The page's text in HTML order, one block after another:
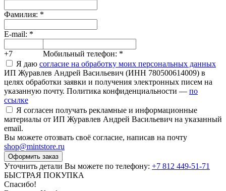
Фамилия: *
E-mail: *
+7 Мобильный телефон: *
Я даю согласие на обработку моих персональных данных
ИП Журавлев Андрей Васильевич (ИНН 780500614009) в
целях обработки заявки и получения электронных писем на
указанную почту. Политика конфиденциальности — по
ссылке
Я согласен получать рекламные и информационные
материалы от ИП Журавлев Андрей Васильевич на указанный
email.
Вы можете отозвать своё согласие, написав на почту
shop@mintstore.ru
Оформить заказ
Уточнить детали Вы можете по телефону: +7 812 449-51-71
БЫСТРАЯ ПОКУПКА
Спасибо!